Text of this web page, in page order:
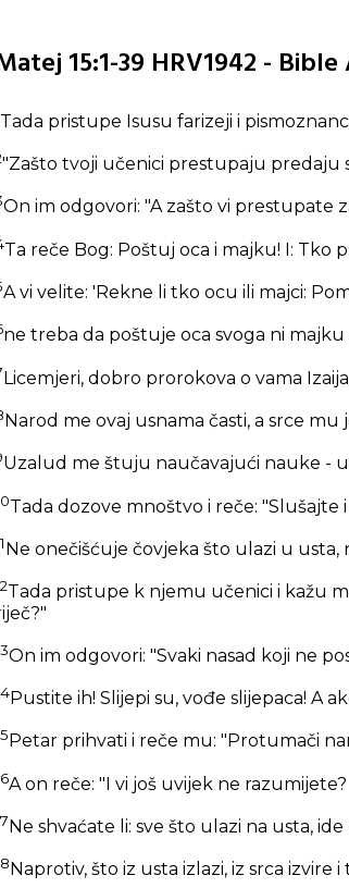
15:1-39 HRV1942 - Bible
Tada pristupe Isusu farizeji i
"Zašto tvoji učenici prestupaju predaju
On im odgovori: "A zašto vi prestupate
Ta reče Bog: Poštuj oca i majku! I: Tko
A vi velite: 'Rekne li tko ocu ili majci:
ne treba da poštuje oca svoga ni
Licemjeri, dobro prorokova o vama
Narod me ovaj usnama časti, a srce
Uzalud me štuju naučavajući nauke -
Tada dozove mnoštvo i reče: "Slušajte
Ne onečišćuje čovjeka što ulazi u usta,
Tada pristupe k njemu učenici i kažu
On im odgovori: "Svaki nasad koji ne
Pustite ih! Slijepi su, vođe slijepaca! A
Petar prihvati i reče mu: "Protumači
A on reče: "I vi još uvijek ne razumijete?
Ne shvaćate li: sve što ulazi na usta,
Naprotiv, što iz usta izlazi, iz srca izvire